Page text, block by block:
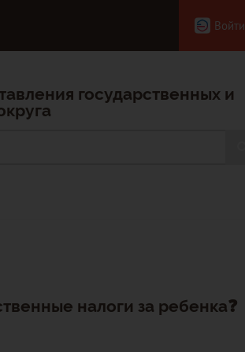
Войти
государственных и
налоги за ребенка❓️